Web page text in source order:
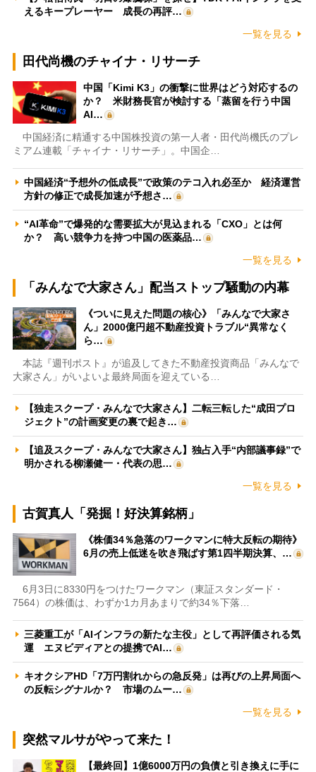
えるキープレーヤー 成長の再評…
一覧を見る
田代尚機のチャイナ・リサーチ
中国「Kimi K3」の衝撃に世界はどう対応するの
か？ 米財務長官が検討する「蒸留を行う中国
AI…
中国経済に精通する中国株投資の第一人者・田代尚機氏のプレ
ミアム連載「チャイナ・リサーチ」。中国企…
中国経済“予想外の低成長”で政策のテコ入れ必至か 経済運営
方針の修正で成長加速が予想さ…
“AI革命”で爆発的な需要拡大が見込まれる「CXO」とは何
か？ 高い競争力を持つ中国の医薬品…
一覧を見る
「みんなで大家さん」配当ストップ騒動の内幕
《ついに見えた問題の核心》「みんなで大家さ
ん」2000億円超不動産投資トラブル“異常なく
ら…
本誌『週刊ポスト』が追及してきた不動産投資商品「みんなで
大家さん」がいよいよ最終局面を迎えている…
【独走スクープ・みんなで大家さん】二転三転した“成田プロ
ジェクト”の計画変更の裏で起き…
【追及スクープ・みんなで大家さん】独占入手“内部議事録”で
明かされる柳瀬健一・代表の思…
一覧を見る
古賀真人「発掘！好決算銘柄」
《株価34％急落のワークマンに特大反転の期待》
6月の売上低迷を吹き飛ばす第1四半期決算、…
6月3日に8330円をつけたワークマン（東証スタンダード・
7564）の株価は、わずか1カ月あまりで約34％下落…
三菱重工が「AIインフラの新たな主役」として再評価される気
運 エヌビディアとの提携でAI…
キオクシアHD「7万円割れからの急反発」は再びの上昇局面へ
の反転シグナルか？ 市場のムー…
一覧を見る
突然マルサがやって来た！
【最終回】1億6000万円の負債と引き換えに手に